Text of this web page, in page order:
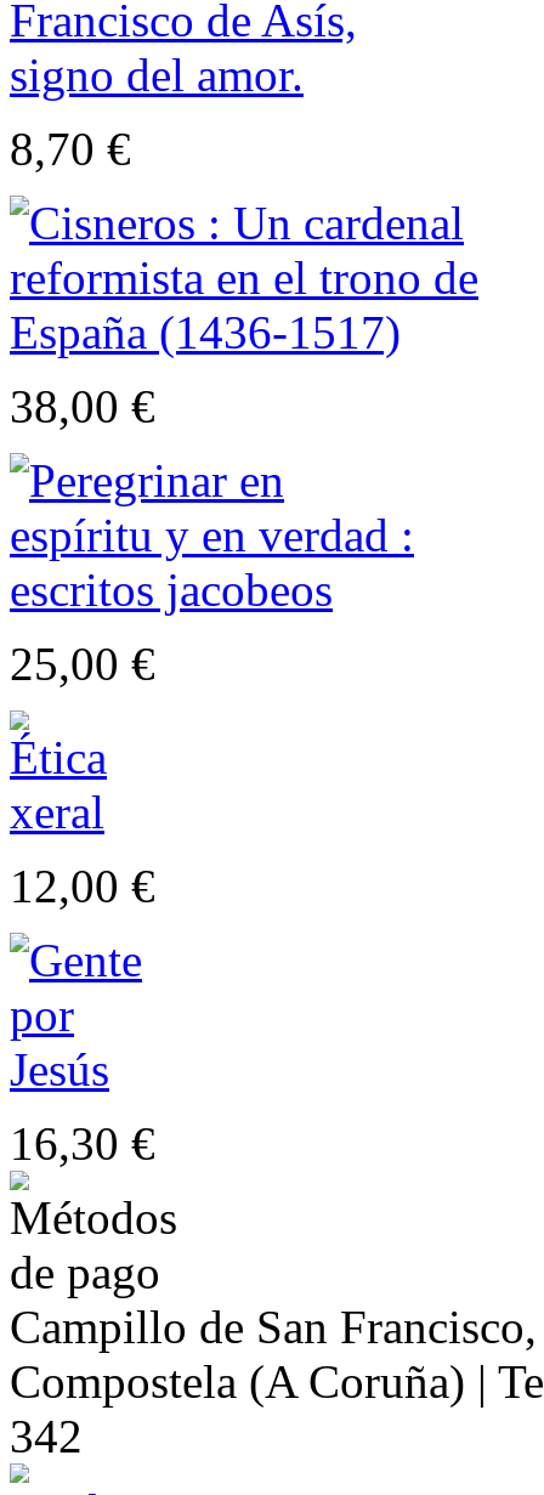
8,70 €
38,00 €
25,00 €
12,00 €
16,30 €
Campillo de San
Compostela (A Coruña) |
342